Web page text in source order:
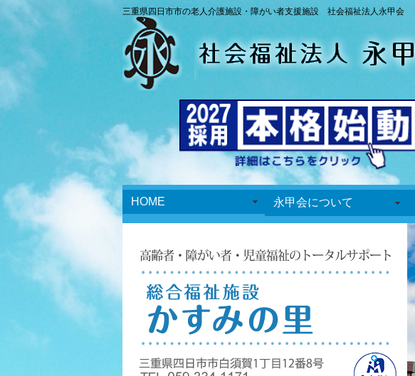
三重県四日市市の老人介護施設・障がい者支援施設 社会福祉法人永甲会
HOME 永甲会について